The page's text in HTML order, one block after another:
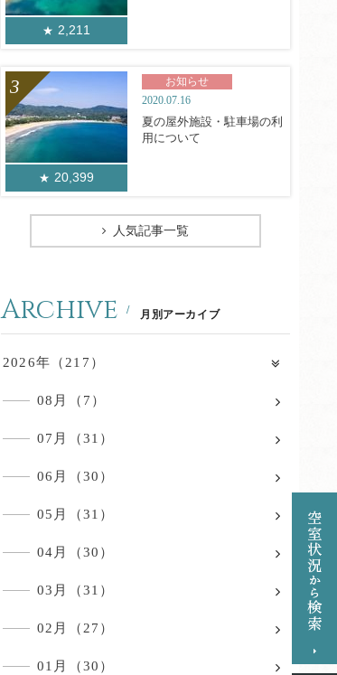
2,211
20,399
お知らせ
2020.07.16
夏の屋外施設・駐車場の利
用について
人気記事一覧
Archive 月別アーカイブ
2026年（217）
08月（7）
07月（31）
06月（30）
05月（31）
04月（30）
03月（31）
02月（27）
01月（30）